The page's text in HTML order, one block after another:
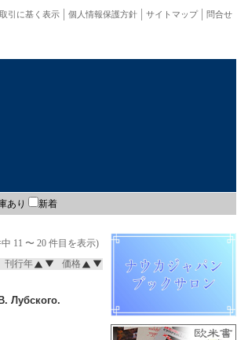
問合せ
サイトマップ
個人情報保護方針
引に基く表示
あり 新着
11 〜 20 件目を表示)
刊行年 価格
Лубского.